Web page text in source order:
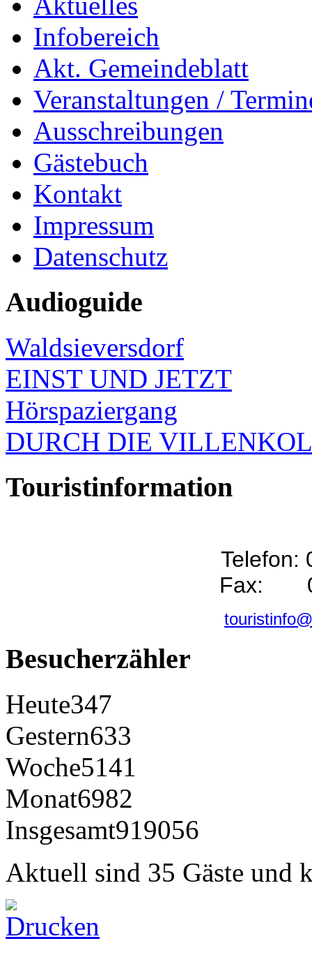
Infobereich
Akt. Gemeindeblatt
Veranstaltungen /
Ausschreibungen
Gästebuch
Kontakt
Impressum
Datenschutz
Audioguide
Waldsieversdorf
EINST UND JETZT
Hörspaziergang
DURCH DIE
Touristinformation
Telefon:
Fax:
Besucherzähler
Heute347
Gestern633
Woche5141
Monat6982
Insgesamt919056
Aktuell sind 35 Gäste und